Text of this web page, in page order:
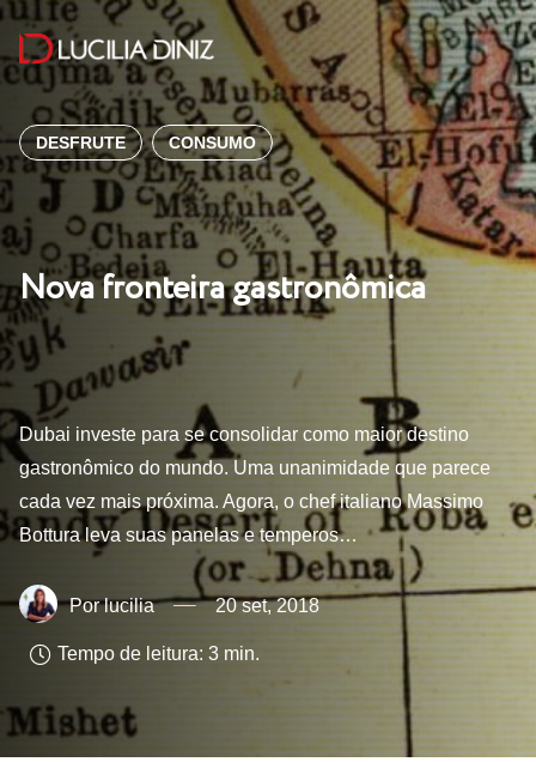
DESFRUTE CONSUMO
Nova fronteira gastronômica
Dubai investe para se consolidar como maior destino
gastronômico do mundo. Uma unanimidade que parece
cada vez mais próxima. Agora, o chef italiano Massimo
Bottura leva suas panelas e temperos…
lucilia 20 set, 2018
Tempo de leitura: 3 min.